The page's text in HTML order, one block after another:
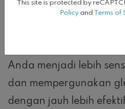
Anda menjadi lebih
dan mempergunakan
dengan jauh lebih
This site is protected by
Policy and Terms of